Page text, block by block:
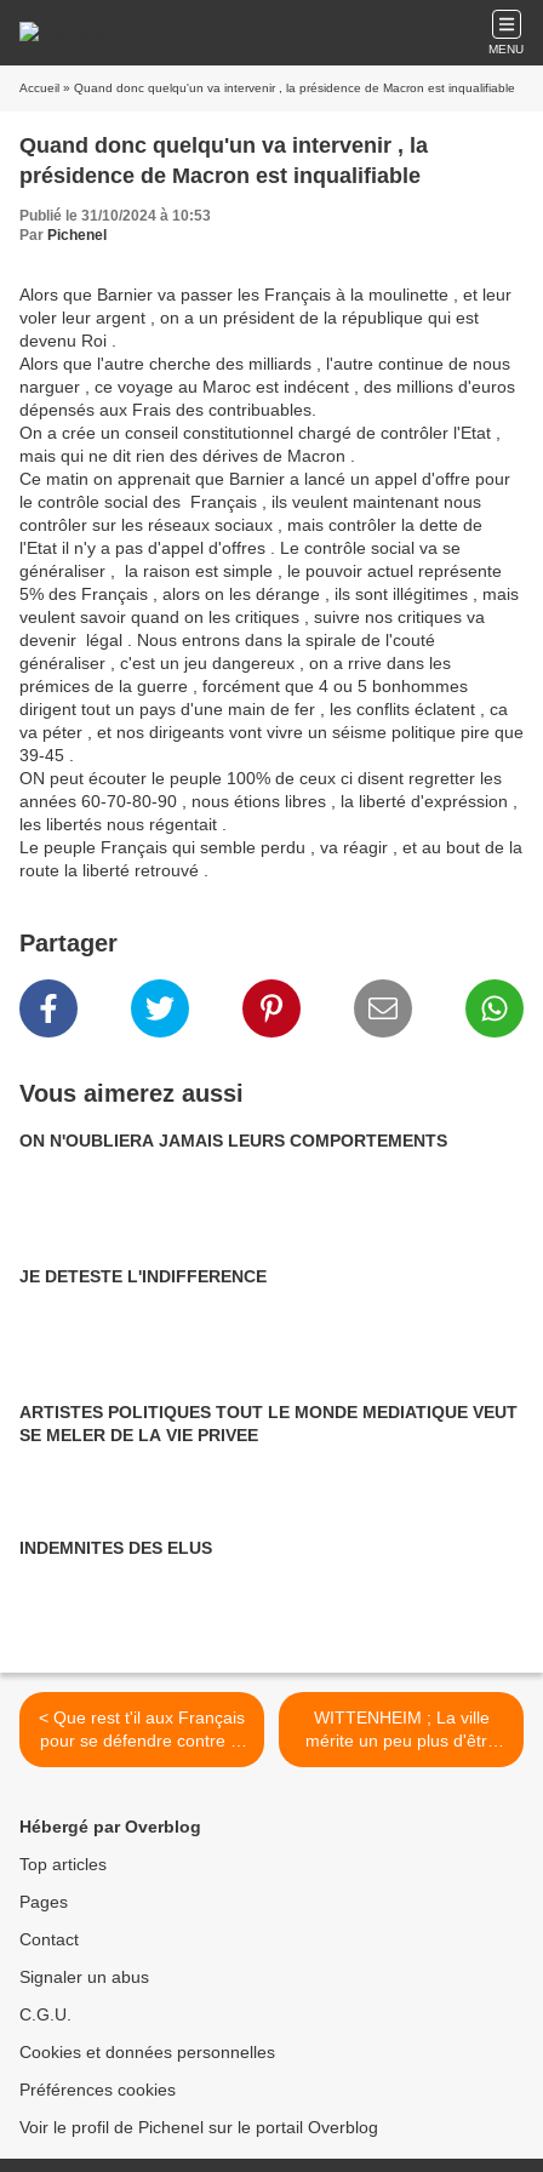
MENU
Accueil » Quand donc quelqu'un va intervenir , la présidence de Macron est inqualifiable
Quand donc quelqu'un va intervenir , la
présidence de Macron est inqualifiable
Publié le 31/10/2024 à 10:53
Par Pichenel
Alors que Barnier va passer les Français à la moulinette , et leur
voler leur argent , on a un président de la république qui est
devenu Roi .
Alors que l'autre cherche des milliards , l'autre continue de nous
narguer , ce voyage au Maroc est indécent , des millions d'euros
dépensés aux Frais des contribuables.
On a crée un conseil constitutionnel chargé de contrôler l'Etat ,
mais qui ne dit rien des dérives de Macron .
Ce matin on apprenait que Barnier a lancé un appel d'offre pour
le contrôle social des Français , ils veulent maintenant nous
contrôler sur les réseaux sociaux , mais contrôler la dette de
l'Etat il n'y a pas d'appel d'offres . Le contrôle social va se
généraliser , la raison est simple , le pouvoir actuel représente
5% des Français , alors on les dérange , ils sont illégitimes , mais
veulent savoir quand on les critiques , suivre nos critiques va
devenir légal . Nous entrons dans la spirale de l'couté
généraliser , c'est un jeu dangereux , on a rrive dans les
prémices de la guerre , forcément que 4 ou 5 bonhommes
dirigent tout un pays d'une main de fer , les conflits éclatent , ca
va péter , et nos dirigeants vont vivre un séisme politique pire que
39-45 .
ON peut écouter le peuple 100% de ceux ci disent regretter les
années 60-70-80-90 , nous étions libres , la liberté d'expréssion ,
les libertés nous régentait .
Le peuple Français qui semble perdu , va réagir , et au bout de la
route la liberté retrouvé .
Partager
Vous aimerez aussi
ON N'OUBLIERA JAMAIS LEURS COMPORTEMENTS
JE DETESTE L'INDIFFERENCE
ARTISTES POLITIQUES TOUT LE MONDE MEDIATIQUE VEUT
SE MELER DE LA VIE PRIVEE
INDEMNITES DES ELUS
< Que rest t'il aux Français
pour se défendre contre la
dictature qui se met en
WITTENHEIM ; La ville
mérite un peu plus d'être
entretenue >
Hébergé par Overblog
Top articles
Pages
Contact
Signaler un abus
C.G.U.
Cookies et données personnelles
Préférences cookies
Voir le profil de Pichenel sur le portail Overblog